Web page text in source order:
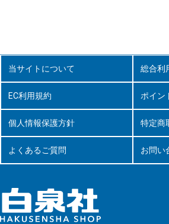
当サイトについて 総合利
EC利用規約 ポイン
個人情報保護方針 特定商
よくあるご質問 お問い